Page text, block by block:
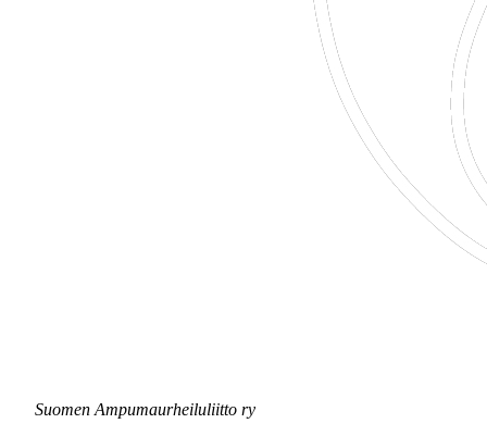
Suomen Ampumaurheiluliitto ry